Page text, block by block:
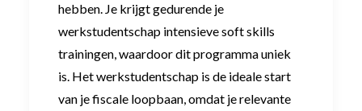
hebben. Je krijgt gedurende je
werkstudentschap intensieve soft skills
trainingen, waardoor dit programma uniek
is. Het werkstudentschap is de ideale start
van je fiscale loopbaan, omdat je relevante